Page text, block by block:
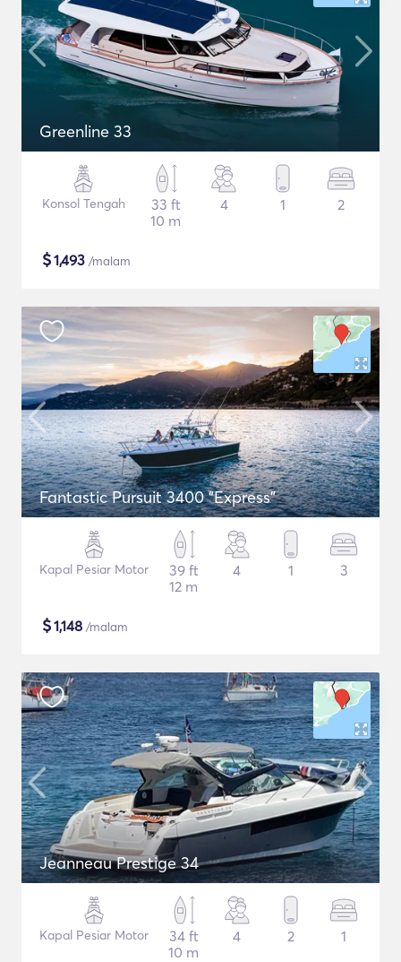
Greenline 33
Konsol Tengah
33 ft
10 m
4 1 2
$1,493 /malam
Fantastic Pursuit 3400 "Express"
Kapal Pesiar Motor
39 ft
12 m
4 1 3
$1,148 /malam
Jeanneau Prestige 34
Kapal Pesiar Motor
34 ft
10 m
4 2 1